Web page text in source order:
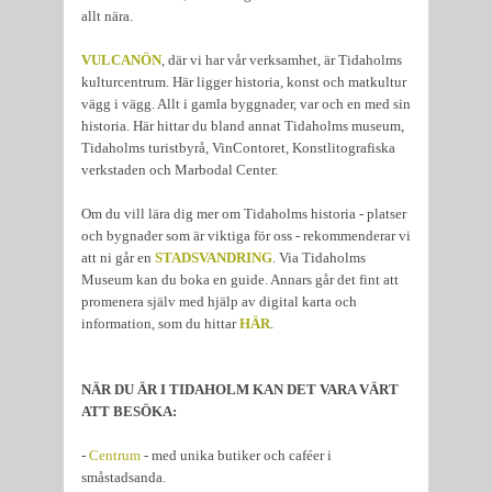
allt nära.
VULCANÖN, där vi har vår verksamhet, är Tidaholms
kulturcentrum. Här ligger historia, konst och matkultur
vägg i vägg. Allt i gamla byggnader, var och en med sin
historia. Här hittar du bland annat Tidaholms museum,
Tidaholms turistbyrå, VinContoret, Konstlitografiska
verkstaden och Marbodal Center.
Om du vill lära dig mer om Tidaholms historia - platser
och bygnader som är viktiga för oss - rekommenderar vi
att ni går en STADSVANDRING . Via Tidaholms
Museum kan du boka en guide. Annars går det fint att
promenera själv med hjälp av digital karta och
information, som du hittarHÄR
NÄR DU ÄR I TIDAHOLM KAN DET VARA VÄRT
ATT BESÖKA:
- Centrum - med unika butiker och caféer i
småstadsanda.